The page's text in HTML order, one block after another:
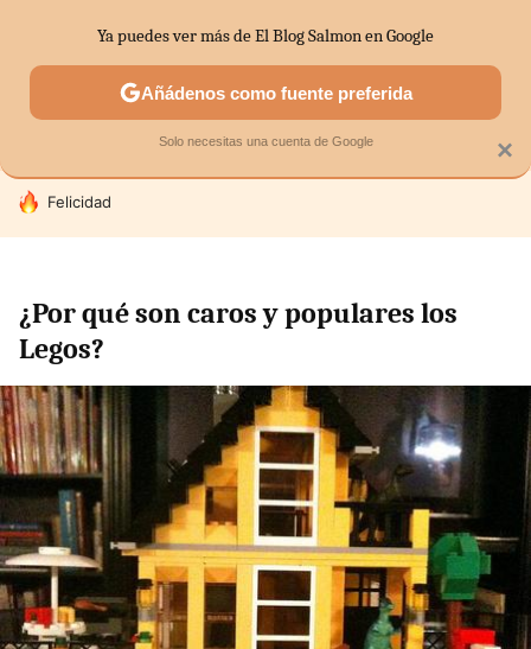
SECTORES ECONOMÍA DOMÉSTICA MERCADOS
HOY SE HABLA DE
Felicidad
¿Por qué son caros y populares los
Legos?
×
Ya puedes ver más de El Blog Salmon en Google
Añádenos como fuente preferida
Solo necesitas una cuenta de Google